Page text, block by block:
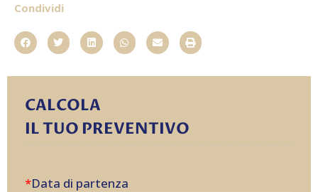
Condividi
CALCOLA
IL TUO PREVENTIVO
*Data di partenza